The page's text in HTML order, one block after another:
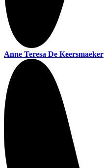
Anne Teresa De Keersmaeker